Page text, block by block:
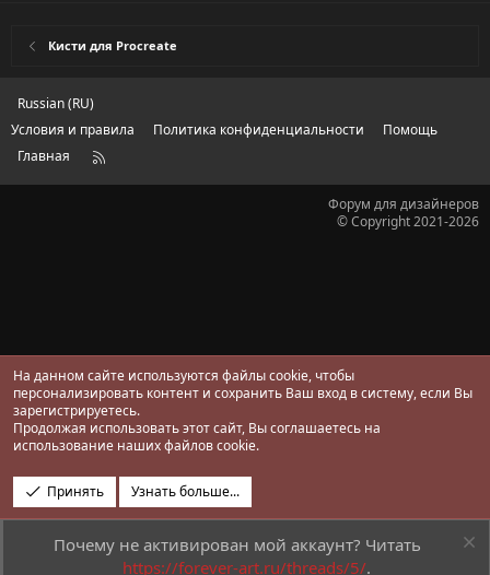
Кисти для Procreate
Russian (RU)
Условия и правила
Политика конфиденциальности
Помощь
Главная
R
Форум для дизайнеров
© Copyright 2021-2026
На данном сайте используются файлы cookie, чтобы
персонализировать контент и сохранить Ваш вход в систему, если Вы
зарегистрируетесь.
Продолжая использовать этот сайт, Вы соглашаетесь на
использование наших файлов cookie.
Принять Узнать больше...
Почему не активирован мой аккаунт? Читать
https://forever-art.ru/threads/5/.